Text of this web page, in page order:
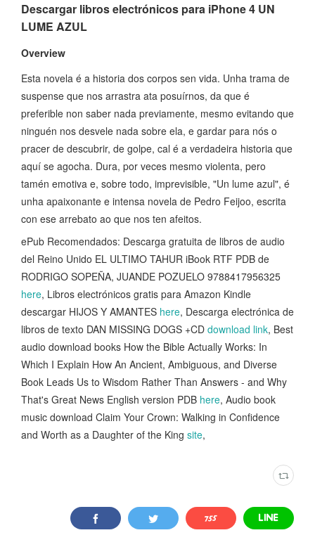
Descargar libros electrónicos para iPhone 4 UN
LUME AZUL
Overview
Esta novela é a historia dos corpos sen vida. Unha trama de
suspense que nos arrastra ata posuírnos, da que é
preferible non saber nada previamente, mesmo evitando que
ninguén nos desvele nada sobre ela, e gardar para nós o
pracer de descubrir, de golpe, cal é a verdadeira historia que
aquí se agocha. Dura, por veces mesmo violenta, pero
tamén emotiva e, sobre todo, imprevisible, "Un lume azul", é
unha apaixonante e intensa novela de Pedro Feijoo, escrita
con ese arrebato ao que nos ten afeitos.
ePub Recomendados: Descarga gratuita de libros de audio
del Reino Unido EL ULTIMO TAHUR iBook RTF PDB de
RODRIGO SOPEÑA, JUANDE POZUELO 9788417956325
here, Libros electrónicos gratis para Amazon Kindle
descargar HIJOS Y AMANTES here, Descarga electrónica de
libros de texto DAN MISSING DOGS +CD download link, Best
audio download books How the Bible Actually Works: In
Which I Explain How An Ancient, Ambiguous, and Diverse
Book Leads Us to Wisdom Rather Than Answers - and Why
That's Great News English version PDB here, Audio book
music download Claim Your Crown: Walking in Confidence
and Worth as a Daughter of the King site,